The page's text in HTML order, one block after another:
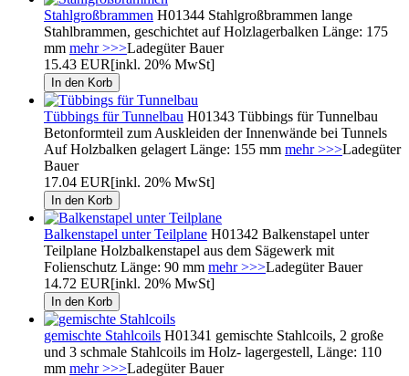
Stahlgroßbrammen H01344 Stahlgroßbrammen lange
Stahlbrammen, geschichtet auf Holzlagerbalken Länge: 175
mm mehr >>>Ladegüter Bauer
15.43 EUR[inkl. 20% MwSt]
Tübbings für Tunnelbau H01343 Tübbings für Tunnelbau
Betonformteil zum Auskleiden der Innenwände bei Tunnels
Auf Holzbalken gelagert Länge: 155 mm mehr >>>Ladegüter
Bauer
17.04 EUR[inkl. 20% MwSt]
Balkenstapel unter Teilplane H01342 Balkenstapel unter
Teilplane Holzbalkenstapel aus dem Sägewerk mit
Folienschutz Länge: 90 mm mehr >>>Ladegüter Bauer
14.72 EUR[inkl. 20% MwSt]
gemischte Stahlcoils H01341 gemischte Stahlcoils, 2 große
und 3 schmale Stahlcoils im Holz- lagergestell, Länge: 110
mm mehr >>>Ladegüter Bauer